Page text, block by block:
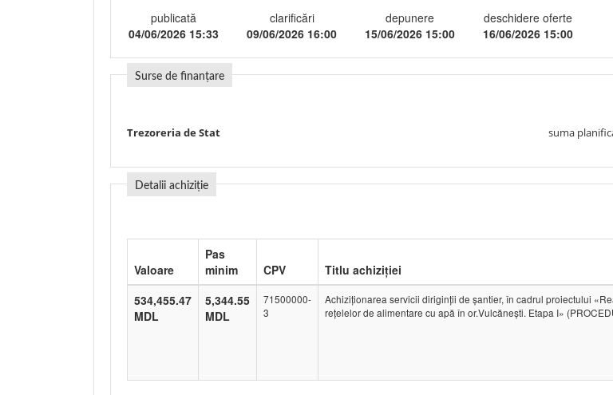
publicată
04/06/2026 15:33
clarificări
09/06/2026 16:00
depunere
15/06/2026 15:00
deschidere oferte
16/06/2026 15:00
Surse de finanțare
Trezoreria de Stat suma
Detalii achiziție
Valoare
Pas
minim
CPV Titlu achiziției
534,455.47
MDL
5,344.55
MDL
71500000-
3
Achiziţionarea servicii diriginţii de şantier, în cadrul proiectului
rețelelor de alimentare cu apă în or.Vulcănești. Etapa I»